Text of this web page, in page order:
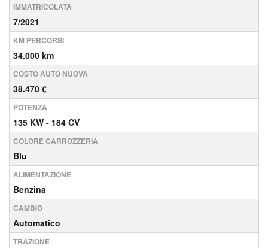
IMMATRICOLATA
7/2021
KM PERCORSI
34.000 km
COSTO AUTO NUOVA
38.470 €
POTENZA
135 KW - 184 CV
COLORE CARROZZERIA
Blu
ALIMENTAZIONE
Benzina
CAMBIO
Automatico
TRAZIONE